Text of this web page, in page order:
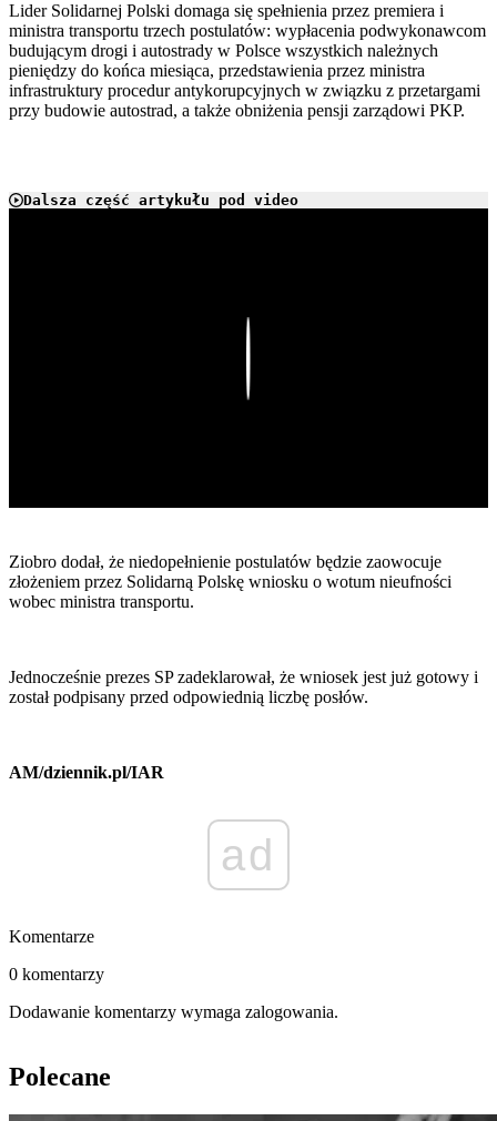
Lider Solidarnej Polski domaga się spełnienia przez premiera i
ministra transportu trzech postulatów: wypłacenia podwykonawcom
budującym drogi i autostrady w Polsce wszystkich należnych
pieniędzy do końca miesiąca, przedstawienia przez ministra
infrastruktury procedur antykorupcyjnych w związku z przetargami
przy budowie autostrad, a także obniżenia pensji zarządowi PKP.
Dalsza część artykułu pod video
Ziobro dodał, że niedopełnienie postulatów będzie zaowocuje
złożeniem przez Solidarną Polskę wniosku o wotum nieufności
wobec ministra transportu.
Jednocześnie prezes SP zadeklarował, że wniosek jest już gotowy i
został podpisany przed odpowiednią liczbę posłów.
AM/dziennik.pl/IAR
ad
Komentarze
0 komentarzy
Dodawanie komentarzy wymaga zalogowania.
Polecane